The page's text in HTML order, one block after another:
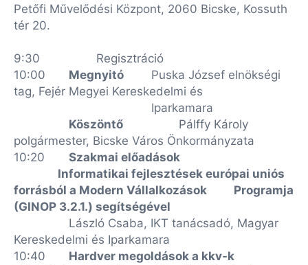
Petőfi Művelődési Központ, 2060 Bicske, Kossuth
tér 20.
9:30
Regisztráció
10:00
Megnyitó
Puska József elnökségi
tag, Fejér Megyei Kereskedelmi és
Iparkamara
Köszöntő
Pálffy Károly
polgármester, Bicske Város Önkormányzata
10:20
Szakmai előadások
Informatikai fejlesztések európai uniós
forrásból a Modern Vállalkozások
Programja
(GINOP 3.2.1.) segítségével
László Csaba, IKT tanácsadó, Magyar
Kereskedelmi és Iparkamara
10:40
Hardver megoldások a kkv-k